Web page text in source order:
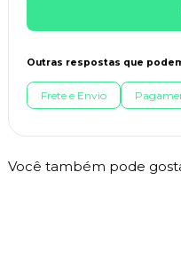
Outras respostas que
Frete e Envio
Você também pode